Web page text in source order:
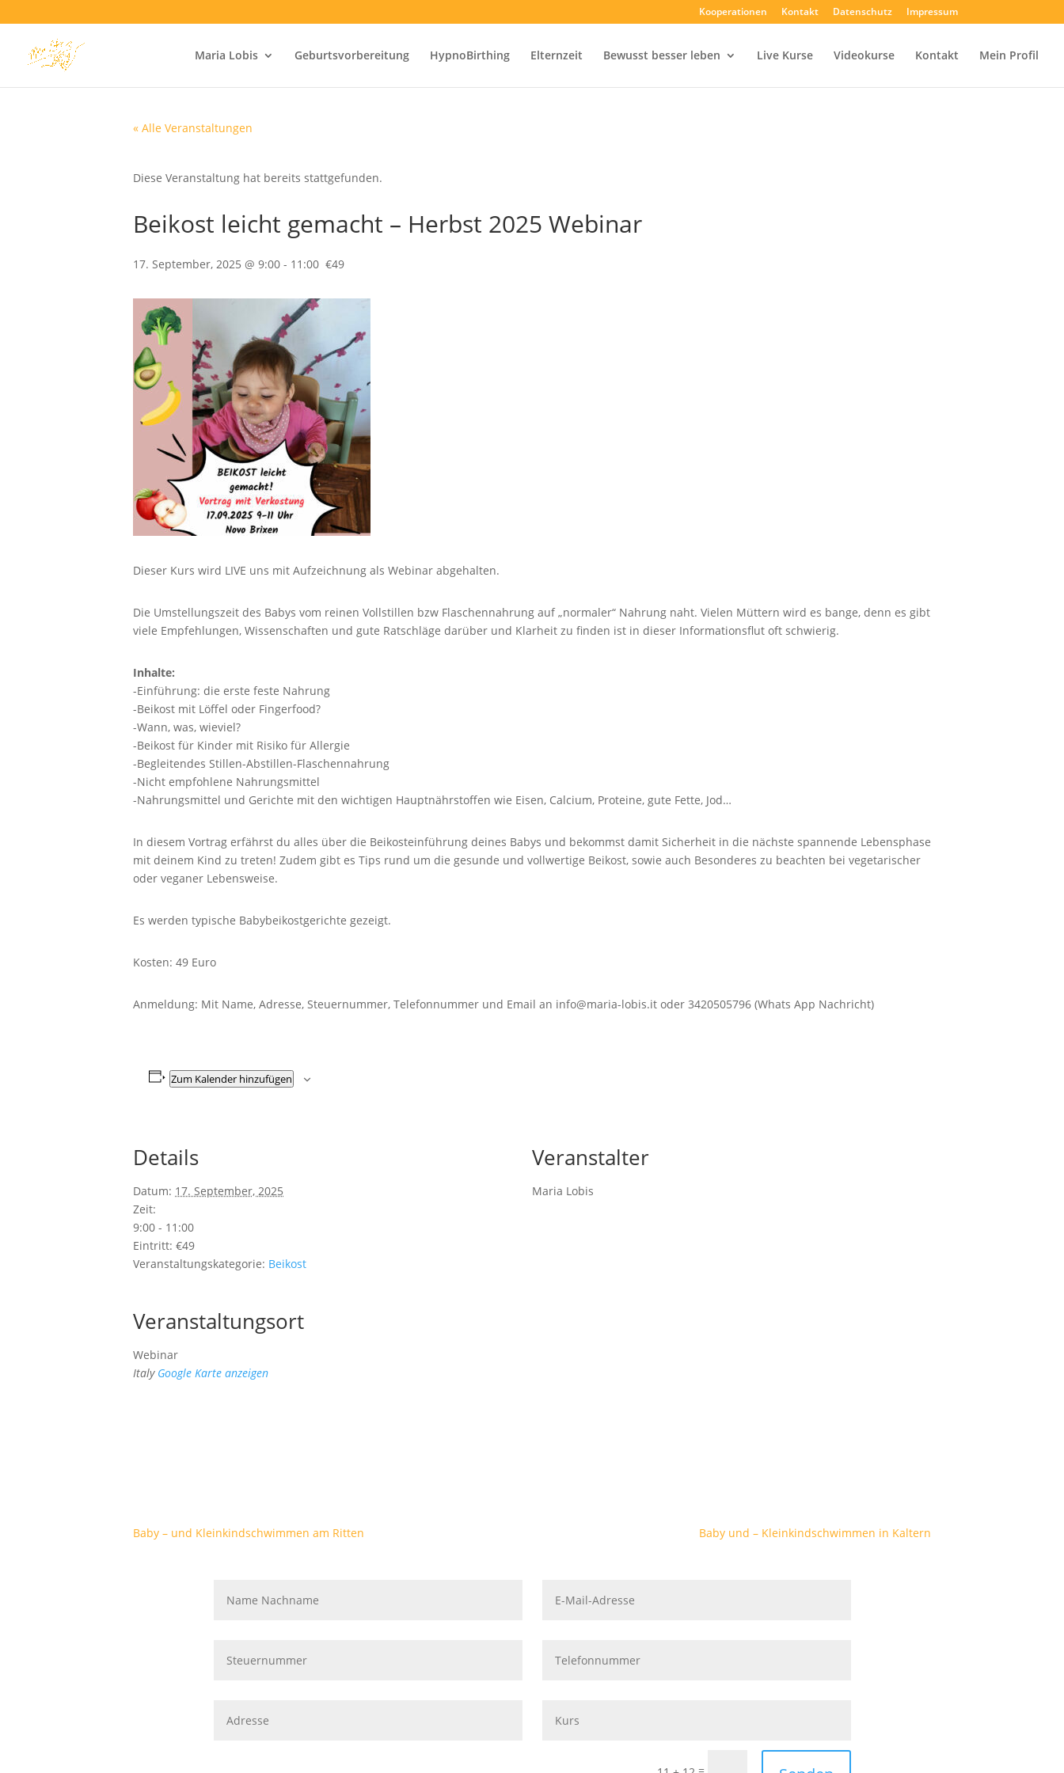
Kooperationen Kontakt Datenschutz Impressum
Maria Lobis Geburtsvorbereitung HypnoBirthing Elternzeit Bewusst besser leben Live Kurse Videokurse Kontakt Mein Profil
« Alle Veranstaltungen
Diese Veranstaltung hat bereits stattgefunden.
Beikost leicht gemacht – Herbst 2025 Webinar
17. September, 2025 @ 9:00 - 11:00 €49
Dieser Kurs wird LIVE uns mit Aufzeichnung als Webinar abgehalten.
Die Umstellungszeit des Babys vom reinen Vollstillen bzw Flaschennahrung auf „normaler“ Nahrung naht. Vielen Müttern wird es bange, denn es gibt
viele Empfehlungen, Wissenschaften und gute Ratschläge darüber und Klarheit zu finden ist in dieser Informationsflut oft schwierig.
Inhalte:
-Einführung: die erste feste Nahrung
-Beikost mit Löffel oder Fingerfood?
-Wann, was, wieviel?
-Beikost für Kinder mit Risiko für Allergie
-Begleitendes Stillen-Abstillen-Flaschennahrung
-Nicht empfohlene Nahrungsmittel
-Nahrungsmittel und Gerichte mit den wichtigen Hauptnährstoffen wie Eisen, Calcium, Proteine, gute Fette, Jod…
In diesem Vortrag erfährst du alles über die Beikosteinführung deines Babys und bekommst damit Sicherheit in die nächste spannende Lebensphase
mit deinem Kind zu treten! Zudem gibt es Tips rund um die gesunde und vollwertige Beikost, sowie auch Besonderes zu beachten bei vegetarischer
oder veganer Lebensweise.
Es werden typische Babybeikostgerichte gezeigt.
Kosten: 49 Euro
Anmeldung: Mit Name, Adresse, Steuernummer, Telefonnummer und Email an info@maria-lobis.it oder 3420505796 (Whats App Nachricht)
Zum Kalender hinzufügen
Details
Datum: 17. September, 2025
Zeit:
9:00 - 11:00
Eintritt: €49
Veranstaltungskategorie: Beikost
Veranstalter
Maria Lobis
Veranstaltungsort
Webinar
Italy Google Karte anzeigen
Baby – und Kleinkindschwimmen am Ritten Baby und – Kleinkindschwimmen in Kaltern